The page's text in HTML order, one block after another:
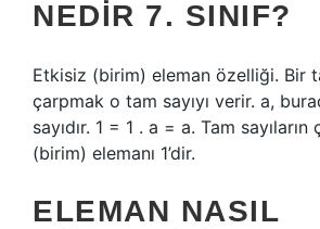
NEDIR 7. SINIF?
Etkisiz (birim) eleman özelliği. Bir
çarpmak o tam sayıyı verir. a,
sayıdır. 1 = 1 . a = a. Tam sayıların
(birim) elemanı 1’dir.
ELEMAN NASIL